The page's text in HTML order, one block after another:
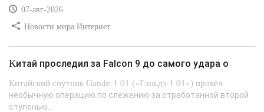
07-авг-2026
Новости мира Интернет
Китай проследил за Falcon 9 до самого удара о
Китайский спутник Gande-1 01 («Ганьдэ-1 01») провёл
необычную операцию по слежению за отработанной второй
ступенью...